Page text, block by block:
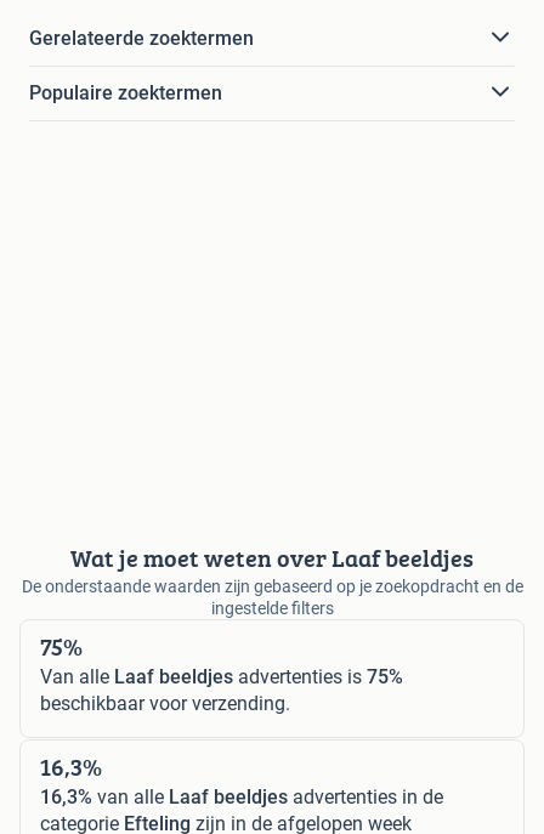
Gerelateerde zoektermen
Populaire zoektermen
Wat je moet weten over Laaf beeldjes
De onderstaande waarden zijn gebaseerd op je zoekopdracht en de
ingestelde filters
75%
Van alle Laaf beeldjes advertenties is 75%
beschikbaar voor verzending.
16,3%
16,3% van alle Laaf beeldjes advertenties in de
categorie Efteling zijn in de afgelopen week